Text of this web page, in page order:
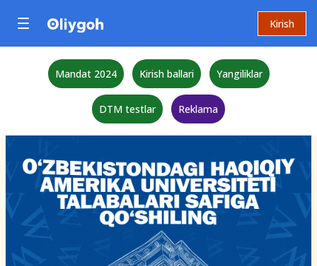
Kirish
Mandat 2024 Kirish ballari Yangiliklar
DTM testlar Reklama